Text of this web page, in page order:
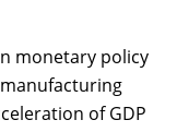
monetary policy
of GDP